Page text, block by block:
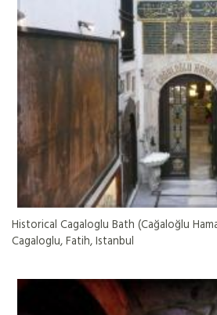
Historical Cagaloglu Bath (Cağaloğlu
Cagaloglu, Fatih, Istanbul